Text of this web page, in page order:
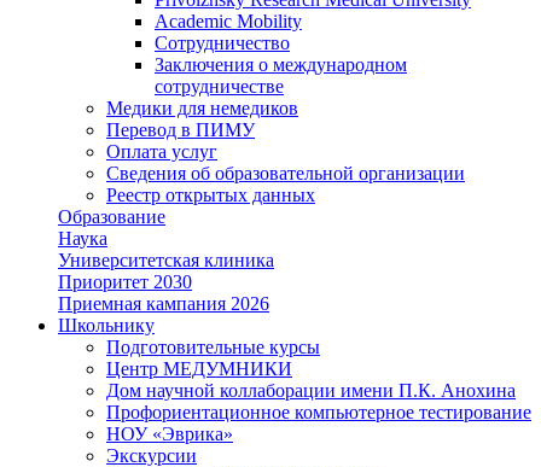
Academic Mobility
Сотрудничество
Заключения о международном
сотрудничестве
Медики для немедиков
Перевод в ПИМУ
Оплата услуг
Сведения об образовательной организации
Реестр открытых данных
Образование
Наука
Университетская клиника
Приоритет 2030
Приемная кампания 2026
Школьнику
Подготовительные курсы
Центр МЕДУМНИКИ
Дом научной коллаборации имени П.К. Анохина
Профориентационное компьютерное тестирование
НОУ «Эврика»
Экскурсии